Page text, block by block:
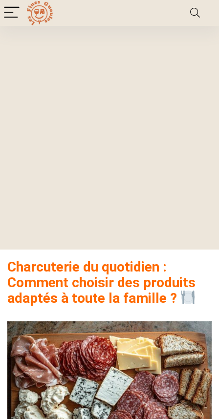
Charcuterie du quotidien :
Comment choisir des produits
adaptés à toute la famille ?